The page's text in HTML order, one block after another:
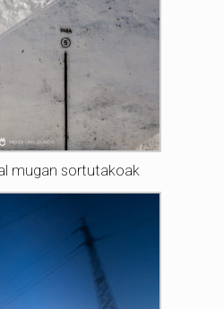
mugan sortutakoak